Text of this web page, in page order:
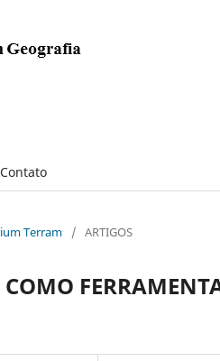
Contato
Terram / ARTIGOS